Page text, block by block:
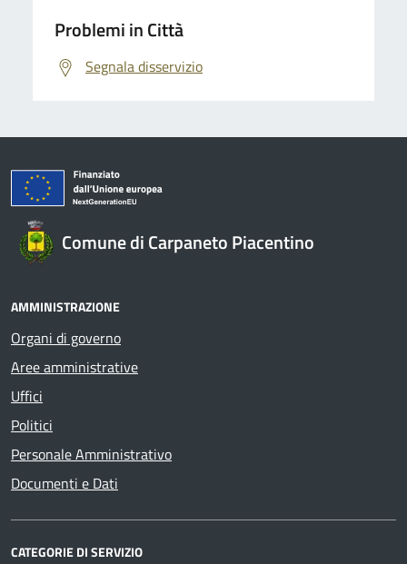
Problemi in Città
Segnala disservizio
Comune di Carpaneto Piacentino
AMMINISTRAZIONE
Organi di governo
Aree amministrative
Uffici
Politici
Personale Amministrativo
Documenti e Dati
CATEGORIE DI SERVIZIO